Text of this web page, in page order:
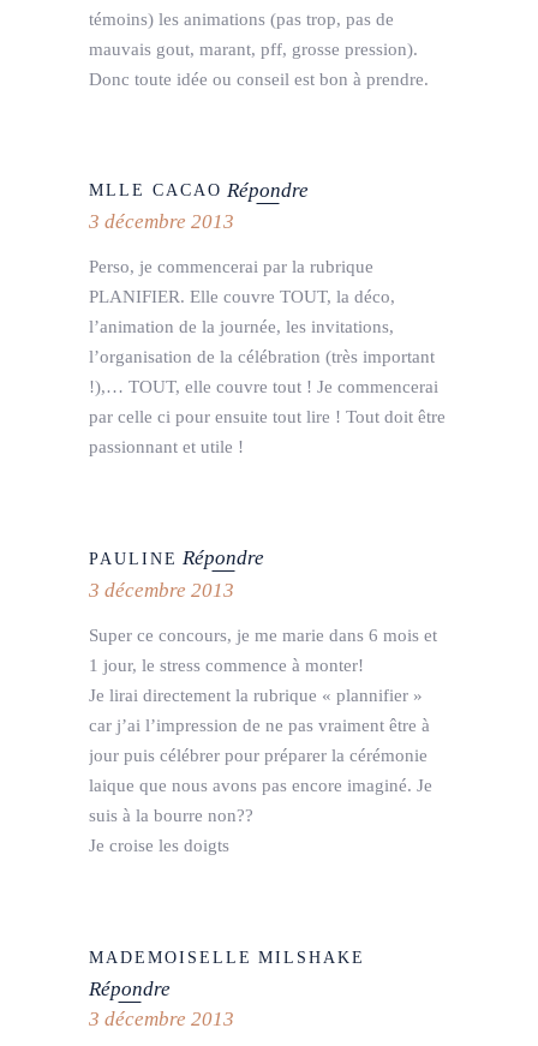
témoins) les animations (pas trop, pas de
mauvais gout, marant, pff, grosse pression).
Donc toute idée ou conseil est bon à prendre.
MLLE CACAO Répondre
3 décembre 2013
Perso, je commencerai par la rubrique
PLANIFIER. Elle couvre TOUT, la déco,
l’animation de la journée, les invitations,
l’organisation de la célébration (très important
!),… TOUT, elle couvre tout ! Je commencerai
par celle ci pour ensuite tout lire ! Tout doit être
passionnant et utile !
PAULINE Répondre
3 décembre 2013
Super ce concours, je me marie dans 6 mois et
1 jour, le stress commence à monter!
Je lirai directement la rubrique « plannifier »
car j’ai l’impression de ne pas vraiment être à
jour puis célébrer pour préparer la cérémonie
laique que nous avons pas encore imaginé. Je
suis à la bourre non??
Je croise les doigts
MADEMOISELLE MILSHAKE
Répondre
3 décembre 2013